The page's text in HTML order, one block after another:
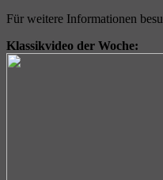
Für weitere Informationen
Klassikvideo der Woche: